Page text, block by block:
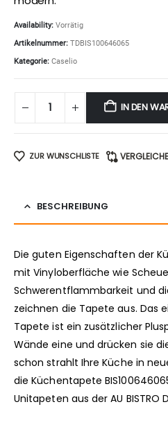
Availability: Vorrätig
Artikelnummer: TDBIS100646065
Kategorie: Caselio
IN DEN
ZUR WUNSCHLISTE
BESCHREIBUNG
Die guten Eigenschaften der
mit Vinyloberfläche wie
Schwerentflammbarkeit und
zeichnen die Tapete aus. Das
Tapete ist ein zusätzlicher
Wände eine und drücken sie
schon strahlt Ihre Küche in
die Küchentapete
Unitapeten aus der AU BISTRO